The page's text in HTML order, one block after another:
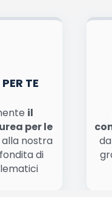
TE
il
per le
alla nostra
di